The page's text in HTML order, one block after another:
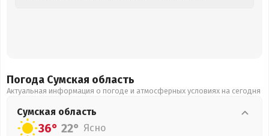
Погода Сумская область
Актуальная информация о погоде и атмосферных условиях на сегодня
Сумская область
36° 22° Ясно